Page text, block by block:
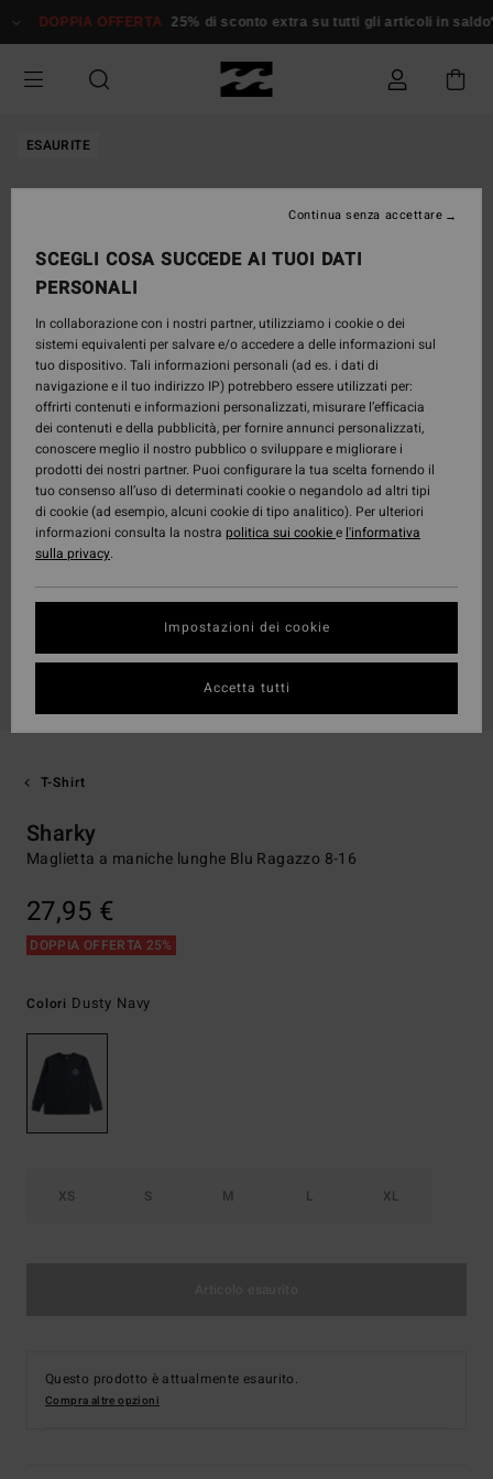
alle
prodotto
DOPPIA OFFERTA 25% di sconto extra su tutti gli articoli in saldo*
ESAURITE
T-Shirt
Sharky
Maglietta a maniche lunghe Blu Ragazzo 8-16
27,95 €
DOPPIA OFFERTA 25%
Colori Dusty Navy
XS S M L XL
Questo prodotto è attualmente esaurito.
Compra altre opzioni
SCEGLI COSA SUCCEDE AI TUOI DATI
PERSONALI
In collaborazione con i nostri partner, utilizziamo i cookie o dei
sistemi equivalenti per salvare e/o accedere a delle informazioni sul
tuo dispositivo. Tali informazioni personali (ad es. i dati di
navigazione e il tuo indirizzo IP) potrebbero essere utilizzati per:
offrirti contenuti e informazioni personalizzati, misurare l’efficacia
dei contenuti e della pubblicità, per fornire annunci personalizzati,
conoscere meglio il nostro pubblico o sviluppare e migliorare i
prodotti dei nostri partner. Puoi configurare la tua scelta fornendo il
tuo consenso all’uso di determinati cookie o negandolo ad altri tipi
di cookie (ad esempio, alcuni cookie di tipo analitico). Per ulteriori
informazioni consulta la nostra politica sui cookiee l'informativa
sulla privacy.
Impostazioni dei cookie
Continua senza accettare
Accetta tutti